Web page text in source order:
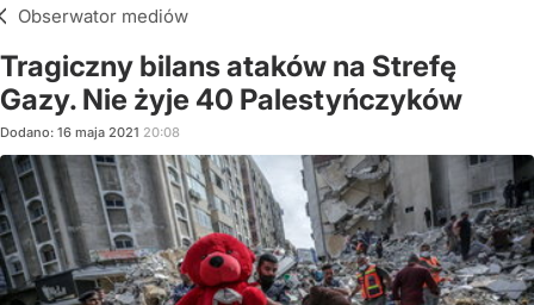
Obserwator mediów
Tragiczny bilans ataków na Strefę
Gazy. Nie żyje 40 Palestyńczyków
Dodano: 16 maja 2021 20:08